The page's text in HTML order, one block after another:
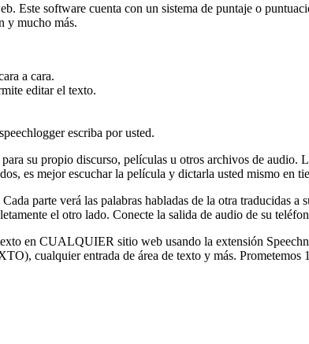
Este software cuenta con un sistema de puntaje o
y mucho más.
a cara.
editar el texto.
escriba por usted.
su propio discurso, películas u otros archivos de
es mejor escuchar la película y dictarla usted mismo en
parte verá las palabras habladas de la otra traducidas
el otro lado. Conecte la salida de audio de su
en CUALQUIER sitio web usando la extensión
cualquier entrada de área de texto y más.